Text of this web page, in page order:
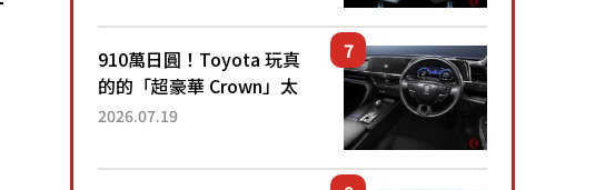
高階「Super Sport」車款
相同的...
910萬日圓！Toyota 玩真
的的「超豪華 Crown」太
厲害了！採用由「匠人技
運動化「底盤設定」！還配
2026.07.19